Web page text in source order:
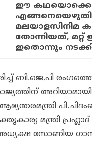
ഈ കഥയൊക്കെ
മലയാളസിനിമ
തോന്നിയത്,
ഇതൊന്നും
ബി.ജെ.പി
മന്ത്രി
സോണിയ